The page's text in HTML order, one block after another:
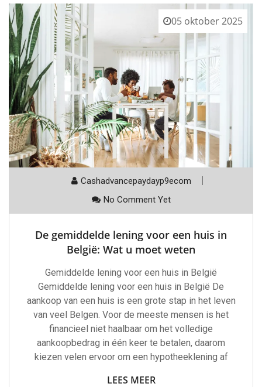
05 oktober 2025
Cashadvancepaydayp9ecom
No Comment Yet
De gemiddelde lening voor een huis in
België: Wat u moet weten
Gemiddelde lening voor een huis in België
Gemiddelde lening voor een huis in België De
aankoop van een huis is een grote stap in het leven
van veel Belgen. Voor de meeste mensen is het
financieel niet haalbaar om het volledige
aankoopbedrag in één keer te betalen, daarom
kiezen velen ervoor om een hypotheeklening af
LEES MEER